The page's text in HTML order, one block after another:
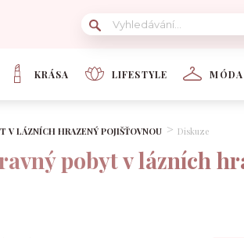
KRÁSA LIFESTYLE MÓDA
V LÁZNÍCH HRAZENÝ POJIŠŤOVNOU Diskuze
pobyt v lázních